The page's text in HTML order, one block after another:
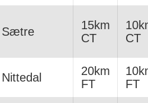
Sætre
15km
CT
CT
Nittedal
20km
FT
FT